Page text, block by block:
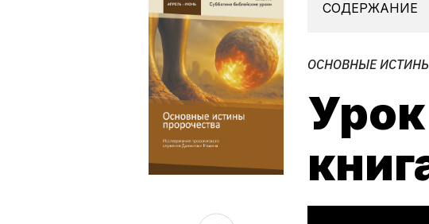
СОДЕРЖАНИЕ
ОСНОВНЫЕ
Урок